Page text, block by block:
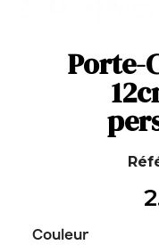
Porte-
Couleur